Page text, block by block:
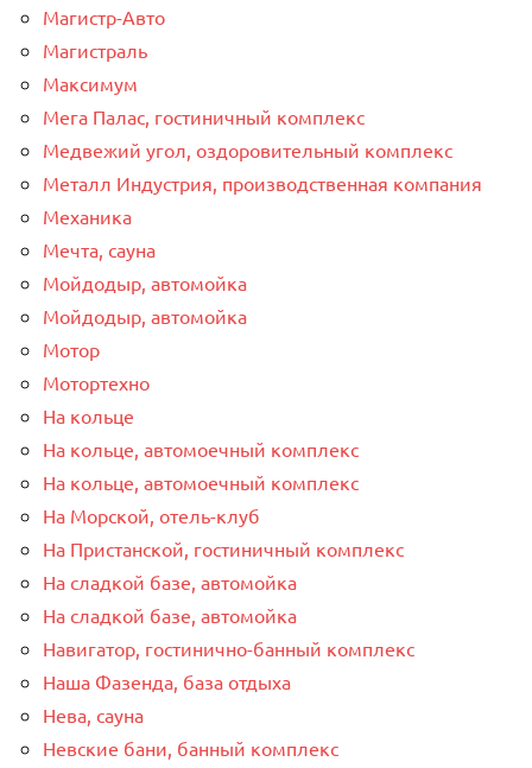
Магистр-Авто
Магистраль
Максимум
Мега Палас, гостиничный комплекс
Медвежий угол, оздоровительный комплекс
Металл Индустрия, производственная компания
Механика
Мечта, сауна
Мойдодыр, автомойка
Мойдодыр, автомойка
Мотор
Мотортехно
На кольце
На кольце, автомоечный комплекс
На кольце, автомоечный комплекс
На Морской, отель-клуб
На Пристанской, гостиничный комплекс
На сладкой базе, автомойка
На сладкой базе, автомойка
Навигатор, гостинично-банный комплекс
Наша Фазенда, база отдыха
Нева, сауна
Невские бани, банный комплекс